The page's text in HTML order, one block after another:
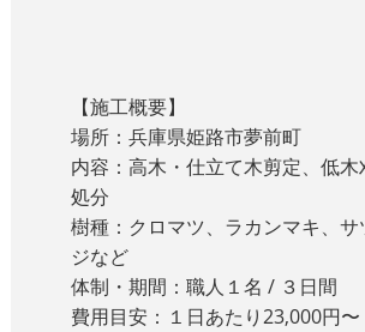
【施工概要】
場所：兵庫県姫路市夢前町
内容：高木・仕立て木剪定、低
処分
樹種：クロマツ、ラカンマキ、サ
ジなど
体制・期間：職人１名 / ３日間
費用目安：１日あたり23,000円〜